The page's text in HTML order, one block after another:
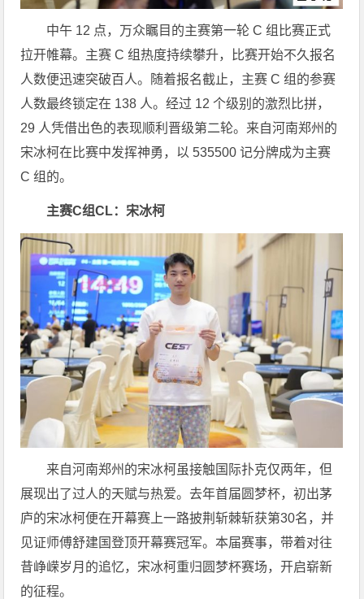
中午 12 点，万众瞩目的主赛第一轮 C 组比赛正式
拉开帷幕。主赛 C 组热度持续攀升，比赛开始不久报名
人数便迅速突破百人。随着报名截止，主赛 C 组的参赛
人数最终锁定在 138 人。经过 12 个级别的激烈比拼，
29 人凭借出色的表现顺利晋级第二轮。来自河南郑州的
宋冰柯在比赛中发挥神勇，以 535500 记分牌成为主赛
C 组的。
主赛C组CL：宋冰柯
来自河南郑州的宋冰柯虽接触国际扑克仅两年，但
展现出了过人的天赋与热爱。去年首届圆梦杯，初出茅
庐的宋冰柯便在开幕赛上一路披荆斩棘斩获第30名，并
见证师傅舒建国登顶开幕赛冠军。本届赛事，带着对往
昔峥嵘岁月的追忆，宋冰柯重归圆梦杯赛场，开启崭新
的征程。